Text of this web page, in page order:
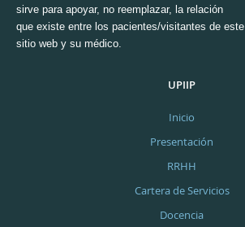
sirve para apoyar, no reemplazar, la relación
que existe entre los pacientes/visitantes de este
sitio web y su médico.
UPIIP
Inicio
Presentación
RRHH
Cartera de Servicios
Docencia